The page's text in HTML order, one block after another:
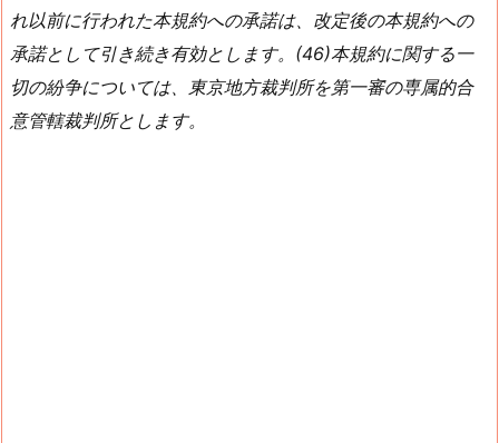
れ以前に行われた本規約への承諾は、改定後の本規約への
承諾として引き続き有効とします。(46)本規約に関する一
切の紛争については、東京地方裁判所を第一審の専属的合
意管轄裁判所とします。